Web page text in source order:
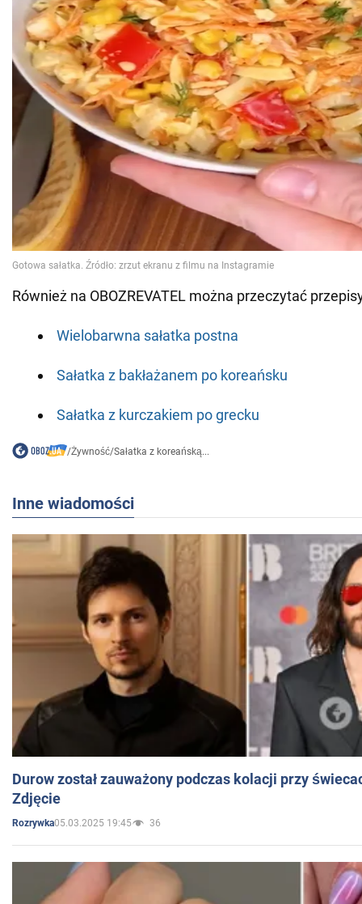
Również na OBOZREVATEL można przeczytać
Wielobarwna sałatka postna
Sałatka z bakłażanem po koreańsku
Sałatka z kurczakiem po grecku
/Żywność/Sałatka z koreańską...
Inne wiadomości
Durow został zauważony podczas kolacji przy
Zdjęcie
Rozrywka05.03.2025 19:45 36